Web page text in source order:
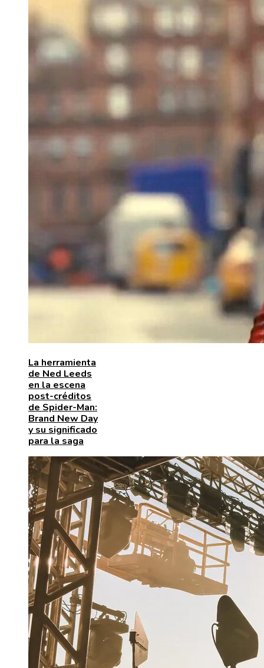
La herramienta
de Ned Leeds
en la escena
post-créditos
de Spider-Man:
Brand New Day
y su significado
para la saga